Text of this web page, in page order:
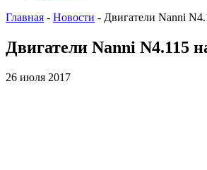
Главная - Новости - Двигатели Nanni
Двигатели Nanni N4.115
26 июля 2017